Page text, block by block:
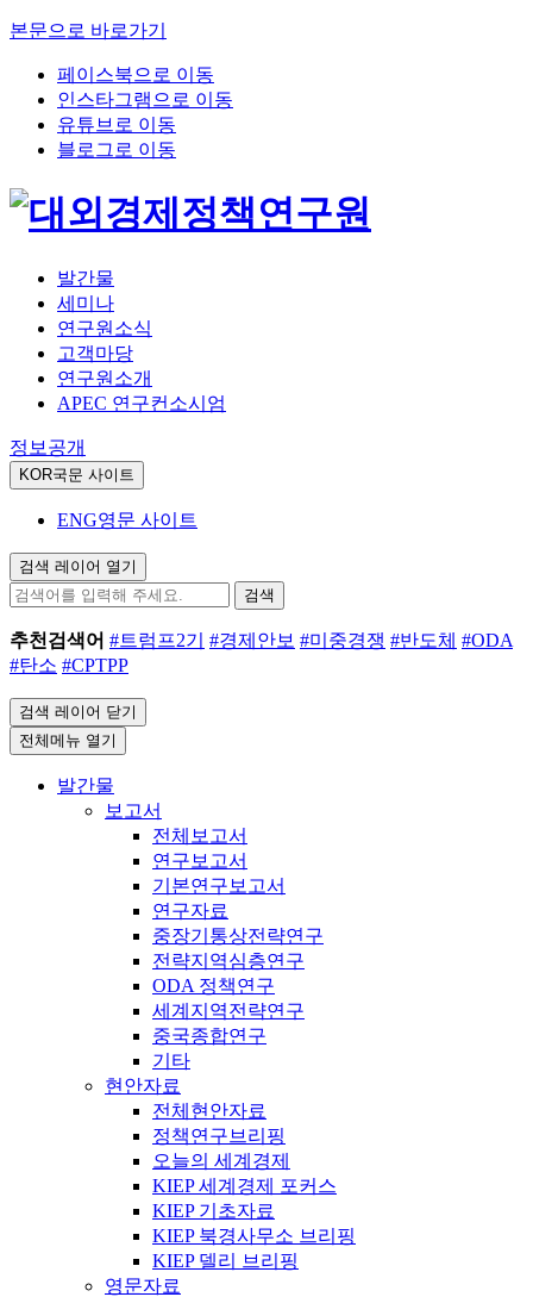
본문으로 바로가기
페이스북으로 이동
인스타그램으로 이동
유튜브로 이동
블로그로 이동
발간물
세미나
연구원소식
고객마당
연구원소개
APEC 연구컨소시엄
정보공개
KOR국문 사이트
ENG영문 사이트
검색 레이어 열기
검색
추천검색어 #트럼프2기 #경제안보 #미중경쟁 #반도체 #ODA
#탄소 #CPTPP
검색 레이어 닫기
전체메뉴 열기
발간물
보고서
전체보고서
연구보고서
기본연구보고서
연구자료
중장기통상전략연구
전략지역심층연구
ODA 정책연구
세계지역전략연구
중국종합연구
기타
현안자료
전체현안자료
정책연구브리핑
오늘의 세계경제
KIEP 세계경제 포커스
KIEP 기초자료
KIEP 북경사무소 브리핑
KIEP 델리 브리핑
영문자료